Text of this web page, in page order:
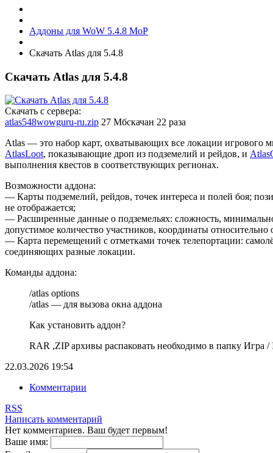
Аддоны для WoW 5.4.8 MoP
Скачать Atlas для 5.4.8
Скачать Atlas для 5.4.8
Скачать с сервера:
atlas548wowguru-ru.zip 27 Мбскачан 22 раза
Atlas — это набор карт, охватывающих все локации игрового
AtlasLoot, показывающие дроп из подземелий и рейдов, и
выполнения квестов в соответствующих регионах.
Возможности аддона:
— Карты подземелий, рейдов, точек интереса и полей боя;
не отображается;
— Расширенные данные о подземельях: сложность,
допустимое количество участников, координаты
— Карта перемещений с отметками точек телепортации:
соединяющих разные локации.
Команды аддона:
/atlas options
/atlas — для вызова окна аддона
Как установить аддон?
RAR ,ZIP архивы распаковать необходимо в папку Игра /
22.03.2026 19:54
Комментарии
RSS
Написать комментарий
Нет комментариев. Ваш будет первым!
Ваше имя: